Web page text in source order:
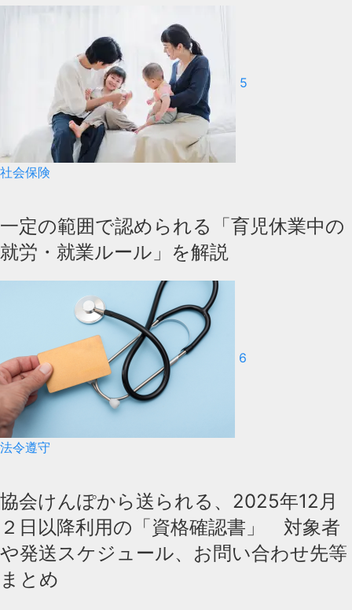
5
社会保険
一定の範囲で認められる「育児休業中の
就労・就業ルール」を解説
6
法令遵守
協会けんぽから送られる、2025年12月
２日以降利用の「資格確認書」 対象者
や発送スケジュール、お問い合わせ先等
まとめ